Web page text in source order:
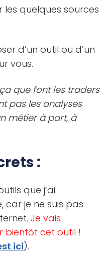
les quelques sources
d’un outil ou d’un
vous.
que font les traders
pas les analyses
métier à part, à
:
que j’ai
je ne suis pas
Je vais
bientôt cet outil !
ici).